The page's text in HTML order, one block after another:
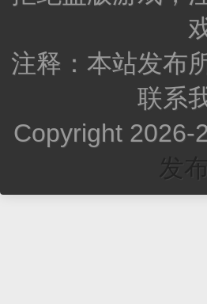
注释：本站发布
联系
Copyright 2026-
发